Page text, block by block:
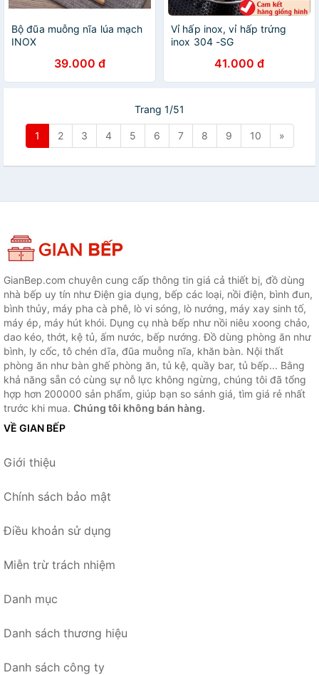
Bộ đũa muỗng nĩa lúa mạch
INOX
39.000 đ
Vỉ hấp inox, vỉ hấp trứng
inox 304 -SG
41.000 đ
Trang 1/51
1 2 3 4 5 6 7 8 9 10 »
GianBep.com chuyên cung cấp thông tin giá cả thiết bị, đồ dùng
nhà bếp uy tín như Điện gia dụng, bếp các loại, nồi điện, bình đun,
bình thủy, máy pha cà phê, lò vi sóng, lò nướng, máy xay sinh tố,
máy ép, máy hút khói. Dụng cụ nhà bếp như nồi niêu xoong chảo,
dao kéo, thớt, kệ tủ, ấm nước, bếp nướng. Đồ dùng phòng ăn như
bình, ly cốc, tô chén dĩa, đũa muỗng nĩa, khăn bàn. Nội thất
phòng ăn như bàn ghế phòng ăn, tủ kệ, quầy bar, tủ bếp... Bằng
khả năng sẵn có cùng sự nỗ lực không ngừng, chúng tôi đã tổng
hợp hơn 200000 sản phẩm, giúp bạn so sánh giá, tìm giá rẻ nhất
trước khi mua. Chúng tôi không bán hàng.
VỀ GIAN BẾP
Giới thiệu
Chính sách bảo mật
Điều khoản sử dụng
Miễn trừ trách nhiệm
Danh mục
Danh sách thương hiệu
Danh sách công ty